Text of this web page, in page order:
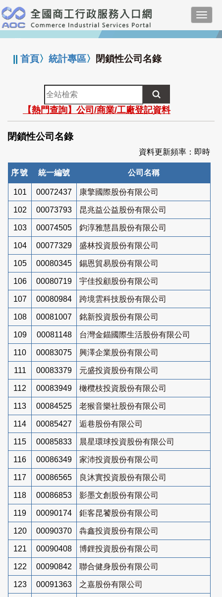
跳
到
主
要
:::
||首頁〉統計專區〉 閉鎖性公司名錄
全
站
檢
索
【熱門查詢】公司/商業/工廠登記資料
閉鎖性公司名錄
資料更新頻率：即時
序號 統一編號 公司名稱
101 00072437 康擎國際股份有限公司
102 00073793 昆兆益公益股份有限公司
103 00074505 鈞淳雅慧昌股份有限公司
104 00077329 盛林投資股份有限公司
105 00080345 錫恩貿易股份有限公司
106 00080719 宇佳投顧股份有限公司
107 00080984 跨境雲科技股份有限公司
108 00081007 銘新投資股份有限公司
109 00081148 台灣金錨國際生活股份有限公司
110 00083075 興澤企業股份有限公司
111 00083379 元盛投資股份有限公司
112 00083949 橄欖枝投資股份有限公司
113 00084525 老猴音樂社股份有限公司
114 00085427 逅巷股份有限公司
115 00085833 晨星環球投資股份有限公司
116 00086349 家沛投資股份有限公司
117 00086565 良沐實投資股份有限公司
118 00086853 影墨文創股份有限公司
119 00090174 鉅客昆饕股份有限公司
120 00090370 犇鑫投資股份有限公司
121 00090408 博鋰投資股份有限公司
122 00090842 聯合健身股份有限公司
123 00091363 之嘉股份有限公司